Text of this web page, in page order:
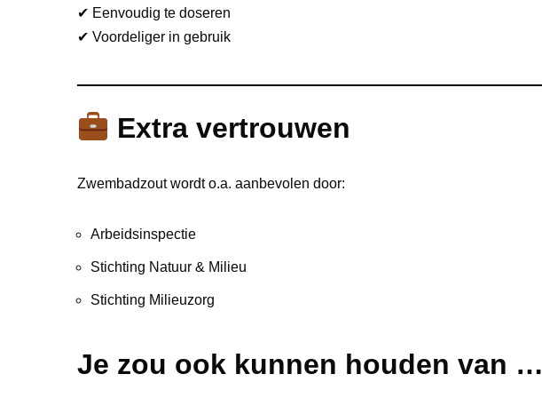
✔ Eenvoudig te doseren
✔ Voordeliger in gebruik
Extra vertrouwen
Zwembadzout wordt o.a. aanbevolen door:
Arbeidsinspectie
Stichting Natuur & Milieu
Stichting Milieuzorg
Je zou ook kunnen houden van …